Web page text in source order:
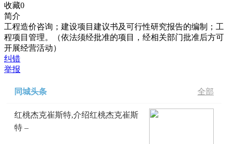
收藏0
简介
工程造价咨询；建设项目建议书及可行性研究报告的编制；工
程项目管理。（依法须经批准的项目，经相关部门批准后方可
开展经营活动）
纠错
举报
同城头条 全部
红桃杰克崔斯特,介绍红桃杰克崔斯
特 –